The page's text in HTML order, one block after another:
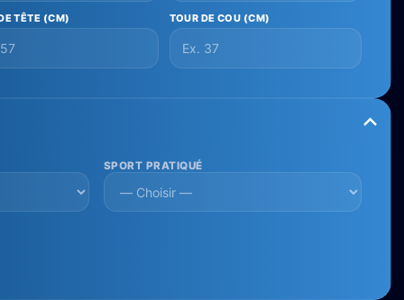
TÊTE (CM) TOUR DE COU (CM)
SPORT PRATIQUÉ